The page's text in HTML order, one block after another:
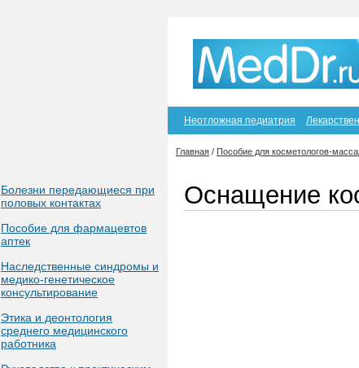
Болезни передающиеся при
половых контактах
Пособие для фармацевтов
аптек
Наследственные синдромы и
медико-генетическое
консультирование
Этика и деонтология
среднего медицинского
работника
Неотложная педиатрия
Главная / Пособие для косметологов-
Оснащение